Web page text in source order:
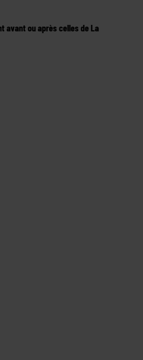
avant ou après celles de La